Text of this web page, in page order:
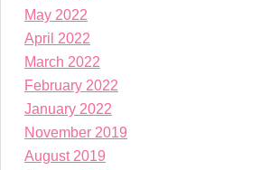
May 2022
April 2022
March 2022
February 2022
January 2022
November 2019
August 2019